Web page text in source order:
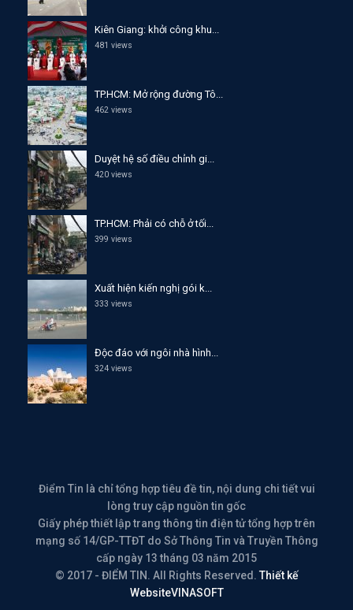
Kiên Giang: khởi công khu...
481 views
TP.HCM: Mở rộng đường Tô...
462 views
Duyệt hệ số điều chỉnh gi...
420 views
TP.HCM: Phải có chỗ ở tối...
399 views
Xuất hiện kiến nghị gói k...
333 views
Độc đáo với ngôi nhà hình...
324 views
Điểm Tin là chỉ tổng hợp tiêu đề tin, nội dung chi tiết vui
lòng truy cập nguồn tin gốc
Giấy phép thiết lập trang thông tin điện tử tổng hợp trên
mạng số 14/GP-TTĐT do Sở Thông Tin và Truyền Thông
cấp ngày 13 tháng 03 năm 2015
© 2017 - ĐIỂM TIN. All Rights Reserved. Thiết kế
WebsiteVINASOFT